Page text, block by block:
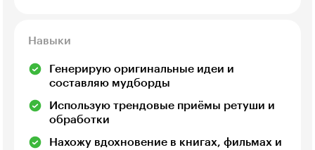
Навыки
Генерирую оригинальные идеи и
составляю мудборды
Использую трендовые приёмы ретуши и
обработки
Нахожу вдохновение в книгах, фильмах и